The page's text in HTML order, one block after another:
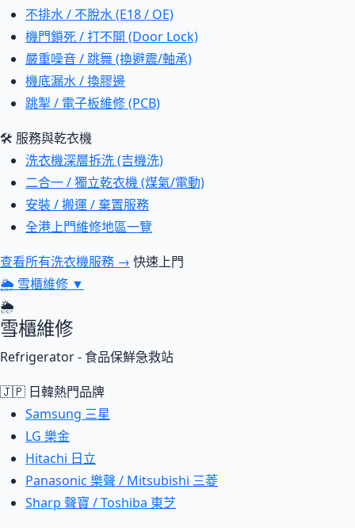
不排水 / 不脫水 (E18 / OE)
機門鎖死 / 打不開 (Door Lock)
嚴重噪音 / 跳舞 (換避震/軸承)
機底漏水 / 換膠邊
跳掣 / 電子板維修 (PCB)
🛠 服務與乾衣機
洗衣機深層拆洗 (吉機洗)
二合一 / 獨立乾衣機 (煤氣/電動)
安裝 / 搬運 / 棄置服務
全港上門維修地區一覽
查看所有洗衣機服務 → 快速上門
🌦 雪櫃維修 ▼
🌦
雪櫃維修
Refrigerator - 食品保鮮急救站
🇯🇵 日韓熱門品牌
Samsung 三星
LG 樂金
Hitachi 日立
Panasonic 樂聲 / Mitsubishi 三菱
Sharp 聲寶 / Toshiba 東芝